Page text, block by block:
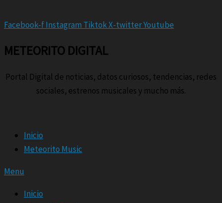
Facebook-fInstagram TiktokX-twitterYoutube
METEORITO DIGITAL
Portal Digital de noticias, datos curiosos, tendencias, redes
sociales, estrenos musicales y mucho más.
Inicio
Meteorito Music
Menu
Inicio